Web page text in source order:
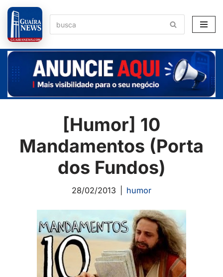
Pular
para
o
conteúdo
[Humor] 10
Mandamentos (Porta
dos Fundos)
28/02/2013 humor